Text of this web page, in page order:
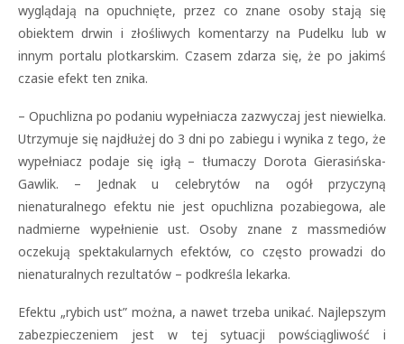
wyglądają na opuchnięte, przez co znane osoby stają się
obiektem drwin i złośliwych komentarzy na Pudelku lub w
innym portalu plotkarskim. Czasem zdarza się, że po jakimś
czasie efekt ten znika.
– Opuchlizna po podaniu wypełniacza zazwyczaj jest niewielka.
Utrzymuje się najdłużej do 3 dni po zabiegu i wynika z tego, że
wypełniacz podaje się igłą – tłumaczy Dorota Gierasińska-
Gawlik. – Jednak u celebrytów na ogół przyczyną
nienaturalnego efektu nie jest opuchlizna pozabiegowa, ale
nadmierne wypełnienie ust. Osoby znane z massmediów
oczekują spektakularnych efektów, co często prowadzi do
nienaturalnych rezultatów – podkreśla lekarka.
Efektu „rybich ust” można, a nawet trzeba unikać. Najlepszym
zabezpieczeniem jest w tej sytuacji powściągliwość i